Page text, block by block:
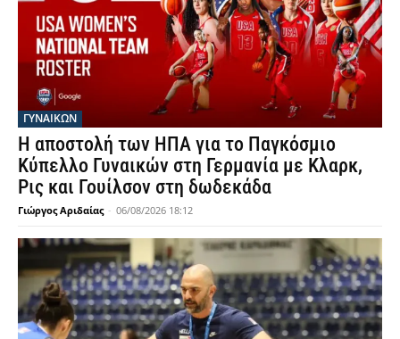
ΓΥΝΑΙΚΩΝ
Η αποστολή των ΗΠΑ για το Παγκόσμιο
Κύπελλο Γυναικών στη Γερμανία με Κλαρκ,
Ρις και Γουίλσον στη δωδεκάδα
Γιώργος Αριδαίας - 06/08/2026 18:12